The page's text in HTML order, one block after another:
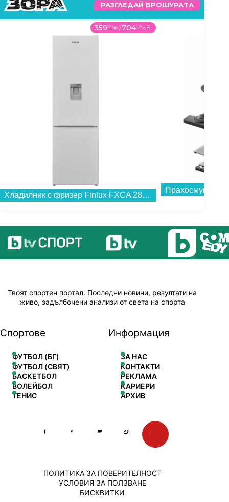
РАЗГЛЕДАЙ БРОШУРАТА
35999€/70408лв.
Хладилник с фризер Finlux FXCA 28901W NFE , 270 l, E , No Frost , Бял...
Прахосмукачка
Твоят спортен портал. Последни новини, резултати на
живо, задълбочени анализи от света на спорта
Спортове
ФУТБОЛ (БГ)
ФУТБОЛ (СВЯТ)
БАСКЕТБОЛ
ВОЛЕЙБОЛ
ТЕНИС
Информация
ЗА НАС
КОНТАКТИ
РЕКЛАМА
КАРИЕРИ
АРХИВ
ПОЛИТИКА ЗА ПОВЕРИТЕЛНОСТ
УСЛОВИЯ ЗА ПОЛЗВАНЕ
БИСКВИТКИ